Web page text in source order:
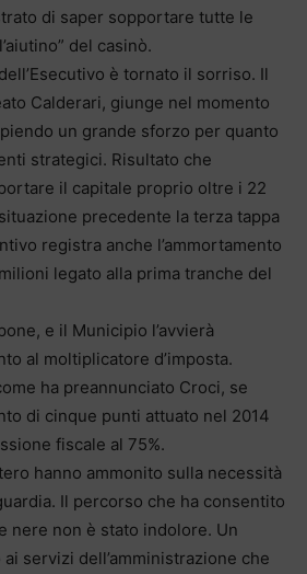
di saper sopportare tutte le
del casinò.
è tornato il sorriso. Il
Calderari, giunge nel momento
un grande sforzo per quanto
strategici. Risultato che
il capitale proprio oltre i 22
precedente la terza tappa
registra anche l’ammortamento
legato alla prima tranche del
e il Municipio l’avvierà
al moltiplicatore d’imposta.
ha preannunciato Croci, se
di cinque punti attuato nel 2014
fiscale al 75%.
hanno ammonito sulla necessità
Il percorso che ha consentito
nere non è stato indolore. Un
servizi dell’amministrazione che